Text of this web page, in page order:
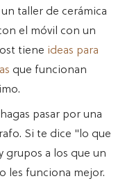
taller de cerámica
el móvil con un
tiene ideas para
que funcionan
pasar por una
Si te dice "lo que
grupos a los que un
les funciona mejor.